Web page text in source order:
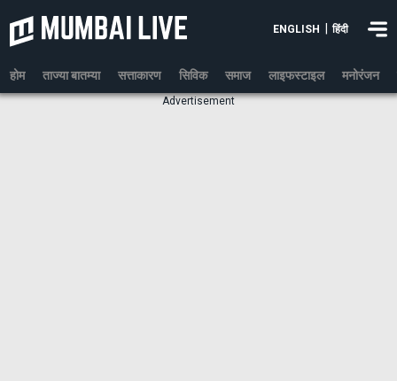
ENGLISH हिंदी
होम ताज्या बातम्या सत्ताकारण सिविक समाज लाइफस्टाइल मनोरंजन
Advertisement